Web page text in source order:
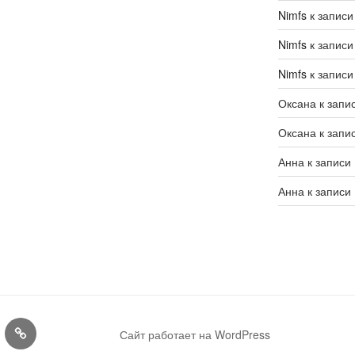
Nimfsк
Nimfsк
Nimfsк
Оксанак
Оксанак
Аннак записи
Аннак записи
Конкурсы Сайт работает на WordPress